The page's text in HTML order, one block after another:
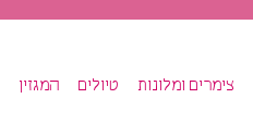
צימרים ומלונות טיולים המגזין